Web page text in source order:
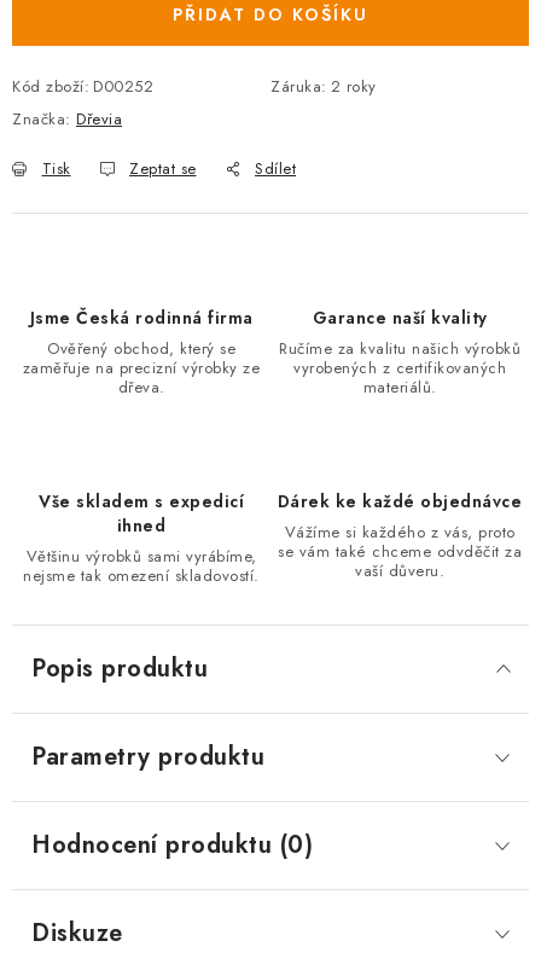
PŘIDAT DO KOŠÍKU
Kód zboží: D00252 Záruka: 2 roky
Značka: Dřevia
Tisk Zeptat se Sdílet
Jsme Česká rodinná firma
Ověřený obchod, který se
zaměřuje na precizní výrobky ze
dřeva.
Garance naší kvality
Ručíme za kvalitu našich výrobků
vyrobených z certifikovaných
materiálů.
Vše skladem s expedicí
ihned
Většinu výrobků sami vyrábíme,
nejsme tak omezení skladovostí.
Dárek ke každé objednávce
Vážíme si každého z vás, proto
se vám také chceme odvděčit za
vaší důveru.
Popis produktu
Parametry produktu
Hodnocení produktu (0)
Diskuze